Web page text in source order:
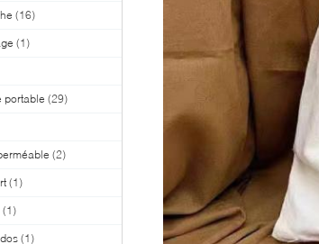
(16)
(1)
portable (29)
(2)
(1)
(1)
(1)